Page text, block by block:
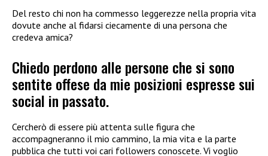
Del resto chi non ha commesso leggerezze nella propria vita
dovute anche al fidarsi ciecamente di una persona che
credeva amica?
Chiedo perdono alle persone che si sono
sentite offese da mie posizioni espresse sui
social in passato.
Cercherò di essere più attenta sulle figura che
accompagneranno il mio cammino, la mia vita e la parte
pubblica che tutti voi cari followers conoscete. Vi voglio